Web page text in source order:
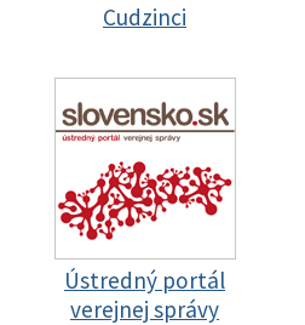
Cudzinci
Ústredný portál
verejnej správy